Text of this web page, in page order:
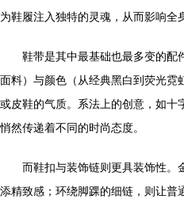
为鞋履注入独特的灵魂，从而影响全
鞋带是其中最基础也最多变的配
面料）与颜色（从经典黑白到荧光霓
或皮鞋的气质。系法上的创意，如十
悄然传递着不同的时尚态度。
而鞋扣与装饰链则更具装饰性。
添精致感；环绕脚踝的细链，则让普